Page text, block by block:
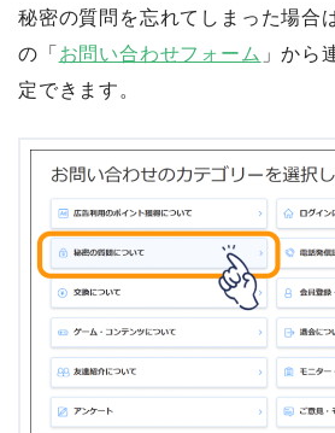
秘密の質問を忘れてしまった場合
の「 お問い合わせフォーム 」から
定できます。